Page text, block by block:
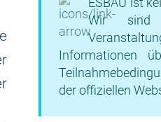
Wir sind
Informationen
der offiziellen